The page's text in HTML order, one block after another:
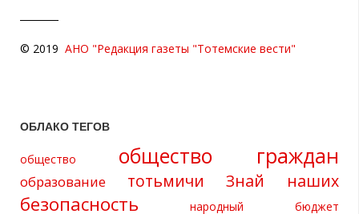
© 2019 АНО "Редакция газеты "Тотемские вести"
ОБЛАКО ТЕГОВ
общество общество граждан
образование тотьмичи Знай наших
безопасность народный бюджет